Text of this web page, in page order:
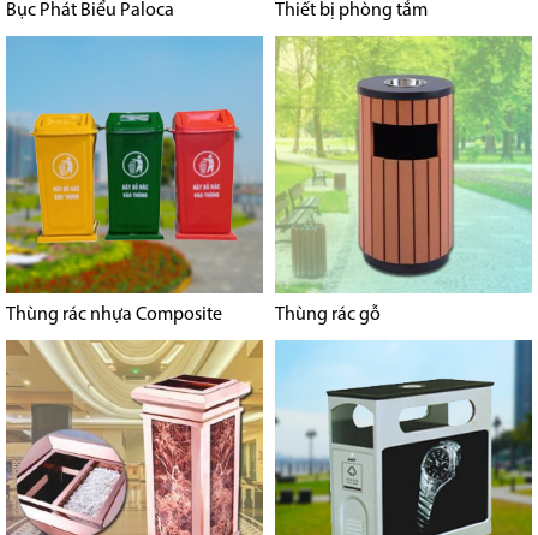
Bục Phát Biểu Paloca Thiết bị phòng tắm
Thùng rác nhựa Composite Thùng rác gỗ